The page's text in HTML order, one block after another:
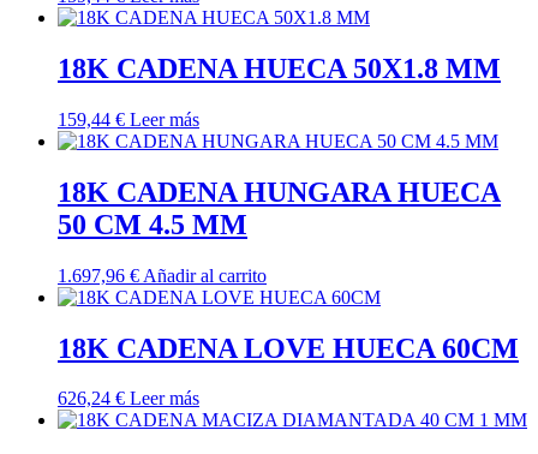
18K CADENA HUECA 50X1.8 MM
159,44 € Leer más
18K CADENA HUNGARA HUECA
50 CM 4.5 MM
1.697,96 € Añadir al carrito
18K CADENA LOVE HUECA 60CM
626,24 € Leer más